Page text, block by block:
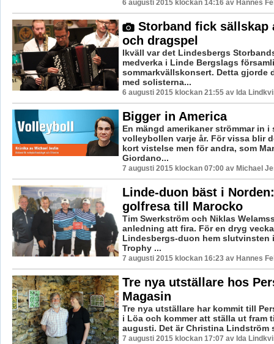
6 augusti 2015 klockan 14:16 av Hannes
Storband fick sällskap
och dragspel
Ikväll var det Lindesbergs
medverka i Linde Bergslags
sommarkvällskonsert. Detta gjorde
med solisterna...
6 augusti 2015 klockan 21:55 av Ida
Bigger in America
En mängd amerikaner strömmar in i
volleybollen varje år. För vissa blir
kort vistelse men för andra, som
Giordano...
7 augusti 2015 klockan 07:00 av Michael
Linde-duon bäst i
golfresa till Marocko
Tim Swerkström och Niklas
anledning att fira. För en dryg
Lindesbergs-duon hem slutvinsten
Trophy ...
7 augusti 2015 klockan 16:23 av Hannes
Tre nya utställare hos
Magasin
Tre nya utställare har kommit till
i Löa och kommer att ställa ut fram
augusti. Det är Christina Lindström
7 augusti 2015 klockan 17:07 av Ida